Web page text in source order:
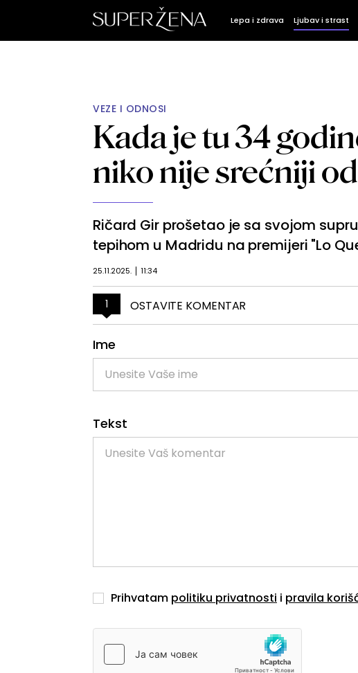
Lepa i zdrava Ljubav i strast
VEZE I ODNOSI
Kada je tu 34
niko nije srećniji
Ričard Gir prošetao je sa svojom
tepihom u Madridu na premijeri "Lo
25.11.2025. 11:34
1 OSTAVITE KOMENTAR
Ime
Tekst
Prihvatam politiku privatnosti i pravila